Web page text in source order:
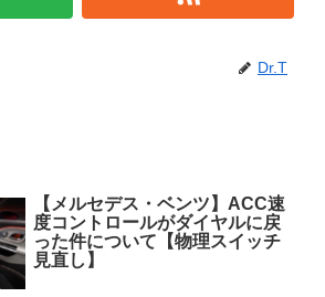
Dr.T
【メルセデス・ベンツ】ACC速
度コントロールがダイヤルに戻
った件について【物理スイッチ
見直し】